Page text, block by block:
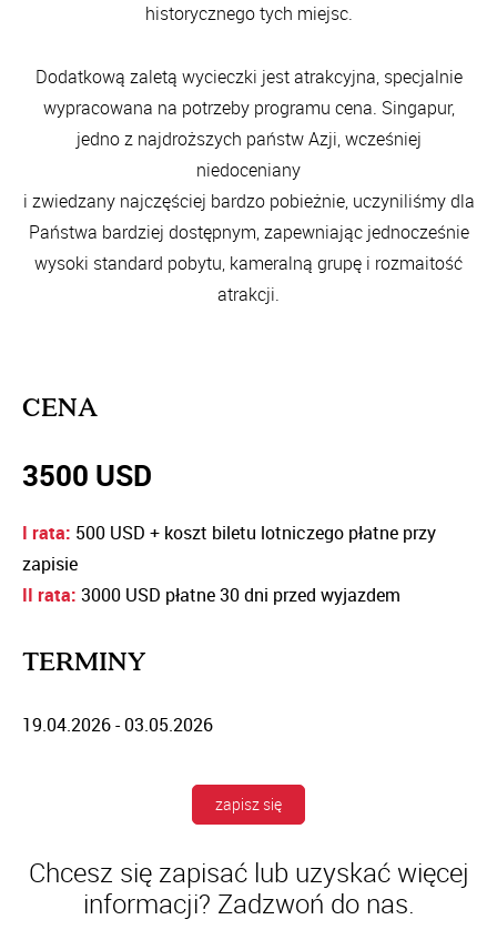
historycznego tych miejsc.
Dodatkową zaletą wycieczki jest atrakcyjna, specjalnie
wypracowana na potrzeby programu cena. Singapur,
jedno z najdroższych państw Azji, wcześniej
niedoceniany
i zwiedzany najczęściej bardzo pobieżnie, uczyniliśmy dla
Państwa bardziej dostępnym, zapewniając jednocześnie
wysoki standard pobytu, kameralną grupę i rozmaitość
atrakcji.
CENA
3500 USD
I rata: 500 USD + koszt biletu lotniczego płatne przy
zapisie
II rata: 3000 USD płatne 30 dni przed wyjazdem
TERMINY
19.04.2026 - 03.05.2026
zapisz się
Chcesz się zapisać lub uzyskać więcej
informacji? Zadzwoń do nas.